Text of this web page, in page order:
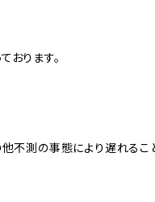
ります。
測の事態により遅れるこ